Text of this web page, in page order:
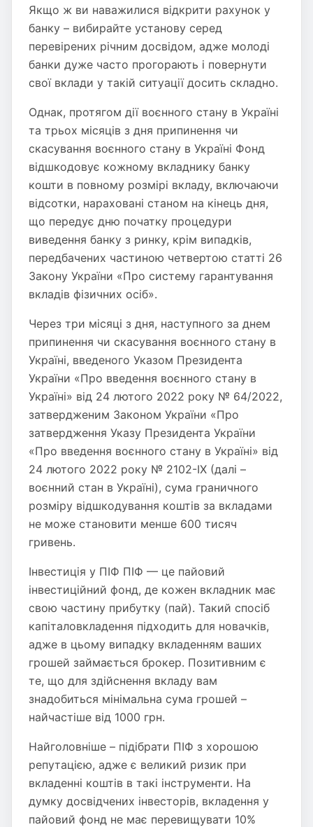
Якщо ж ви наважилися відкрити рахунок у
банку – вибирайте установу серед
перевірених річним досвідом, адже молоді
банки дуже часто прогорають і повернути
свої вклади у такій ситуації досить складно.
Однак, протягом дії воєнного стану в Україні
та трьох місяців з дня припинення чи
скасування воєнного стану в Україні Фонд
відшкодовує кожному вкладнику банку
кошти в повному розмірі вкладу, включаючи
відсотки, нараховані станом на кінець дня,
що передує дню початку процедури
виведення банку з ринку, крім випадків,
передбачених частиною четвертою статті 26
Закону України «Про систему гарантування
вкладів фізичних осіб».
Через три місяці з дня, наступного за днем
припинення чи скасування воєнного стану в
Україні, введеного Указом Президента
України «Про введення воєнного стану в
Україні» від 24 лютого 2022 року № 64/2022,
затвердженим Законом України «Про
затвердження Указу Президента України
«Про введення воєнного стану в Україні» від
24 лютого 2022 року № 2102-IX (далі –
воєнний стан в Україні), сума граничного
розміру відшкодування коштів за вкладами
не може становити менше 600 тисяч
гривень.
Інвестиція у ПІФ ПІФ — це пайовий
інвестиційний фонд, де кожен вкладник має
свою частину прибутку (пай). Такий спосіб
капіталовкладення підходить для новачків,
адже в цьому випадку вкладенням ваших
грошей займається брокер. Позитивним є
те, що для здійснення вкладу вам
знадобиться мінімальна сума грошей –
найчастіше від 1000 грн.
Найголовніше – підібрати ПІФ з хорошою
репутацією, адже є великий ризик при
вкладенні коштів в такі інструменти. На
думку досвідчених інвесторів, вкладення у
пайовий фонд не має перевищувати 10%